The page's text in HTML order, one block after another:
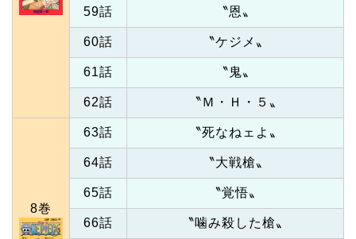
59話 〝恩〟
60話 〝ケジメ〟
61話 〝鬼〟
62話 〝Ｍ・Ｈ・５〟
8巻
63話 〝死なねェよ〟
64話 〝大戦槍〟
65話 〝覚悟〟
66話 〝噛み殺した槍〟